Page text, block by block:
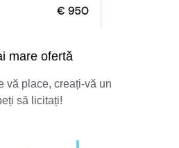
mare ofertă
vă place, creați-vă un
să licitați!